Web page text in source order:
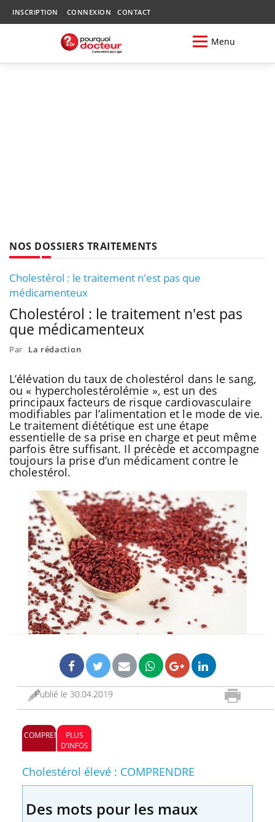
INSCRIPTION CONNEXION CONTACT
Menu
NOS DOSSIERS TRAITEMENTS
Cholestérol : le traitement n'est pas que
médicamenteux
Cholestérol : le traitement n'est pas
que médicamenteux
Par La rédaction
L’élévation du taux de cholestérol dans le sang,
ou « hypercholestérolémie », est un des
principaux facteurs de risque cardiovasculaire
modifiables par l’alimentation et le mode de vie.
Le traitement diététique est une étape
essentielle de sa prise en charge et peut même
parfois être suffisant. Il précède et accompagne
toujours la prise d’un médicament contre le
cholestérol.
Publié le 30.04.2019
COMPRENDREPLUS
D’INFOS
Cholestérol élevé : COMPRENDRE
Des mots pour les maux